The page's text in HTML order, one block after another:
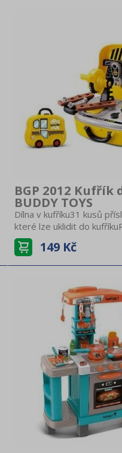
letBaterie:Autíčko 5x
AABaterie nejsou
BGP 2012 Kufřík
BUDDY TOYS
Dílna v kufříku31 kusů
které lze uklidit do
21 x 27 cmPraktické ouško
přenášeníVyrobeno z
149 Kč